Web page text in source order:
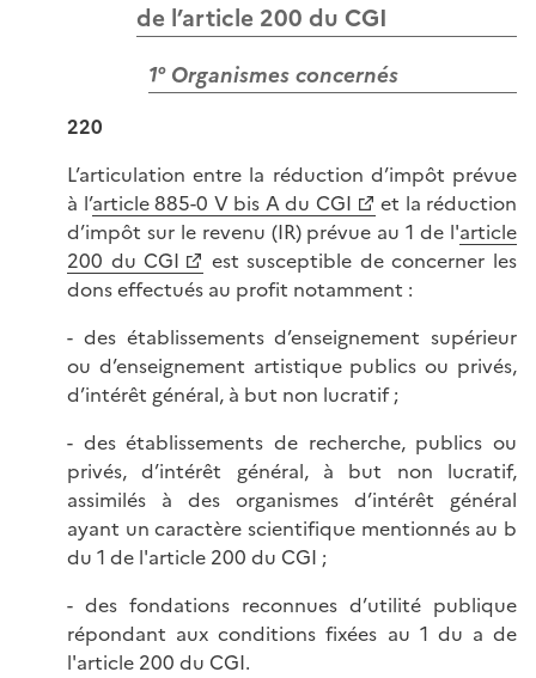
de l’article 200 du CGI
1° Organismes concernés
220
L’articulation entre la réduction d’impôt prévue
à l’article 885-0 V bis A du CGI
et la réduction
d’impôt sur le revenu (IR) prévue au 1 de l'article
200 du CGI
est susceptible de concerner les
dons effectués au profit notamment :
- des établissements d’enseignement supérieur
ou d’enseignement artistique publics ou privés,
d’intérêt général, à but non lucratif ;
- des établissements de recherche, publics ou
privés, d’intérêt général, à but non lucratif,
assimilés à des organismes d’intérêt général
ayant un caractère scientifique mentionnés au b
du 1 de l'article 200 du CGI ;
- des fondations reconnues d’utilité publique
répondant aux conditions fixées au 1 du a de
l'article 200 du CGI.